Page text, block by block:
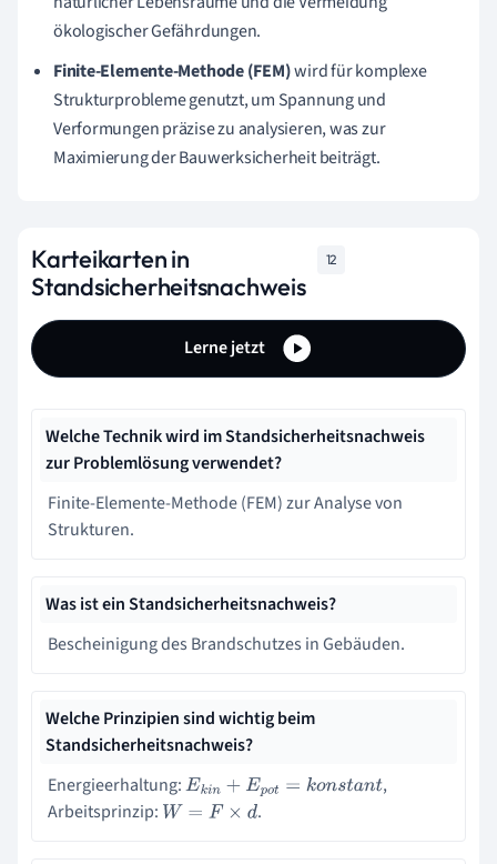
ökologischer Gefährdungen.
Finite-Elemente-Methode (FEM)wird für komplexe
Strukturprobleme genutzt, um Spannung und
Verformungen präzise zu analysieren, was zur
Maximierung der Bauwerksicherheit beiträgt.
Karteikarten in
Standsicherheitsnachweis
12
Lerne jetzt
Welche Technik wird im Standsicherheitsnachweis
zur Problemlösung verwendet?
Finite-Elemente-Methode (FEM) zur Analyse von
Strukturen.
Was ist ein Standsicherheitsnachweis?
Bescheinigung des Brandschutzes in Gebäuden.
Welche Prinzipien sind wichtig beim
Standsicherheitsnachweis?
Energieerhaltung:Ekin+ Ep ot=k ons tant
,
Arbeitsprinzip: W= F× d .